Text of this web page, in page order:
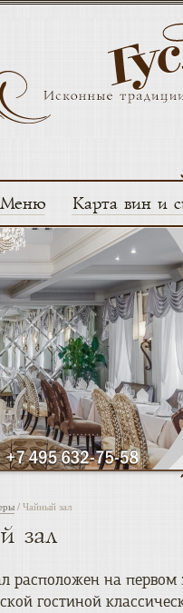
Меню Карта вин и
/ Чайный зал
зал
расположен на первом
гостиной